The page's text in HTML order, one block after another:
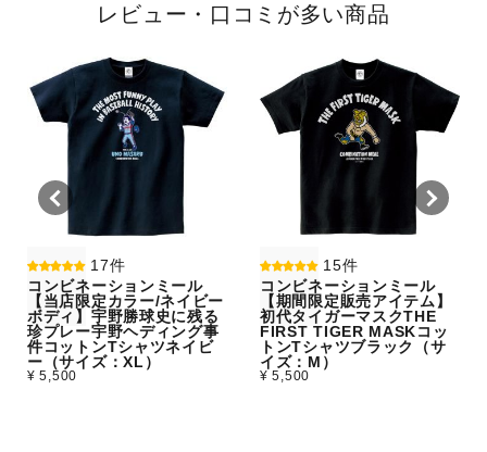
レビュー・口コミが多い商品
17件
コンビネーションミール
【当店限定カラー/ネイビー
ボディ】宇野勝球史に残る
珍プレー宇野ヘディング事
件コットンTシャツネイビ
ー（サイズ：XL）
¥ 5,500
15件
コンビネーションミール
【期間限定販売アイテム】
初代タイガーマスクTHE
FIRST TIGER MASKコッ
トンTシャツブラック（サ
イズ：M）
¥ 5,500